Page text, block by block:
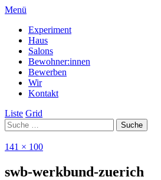
Menü
Experiment
Haus
Salons
Bewohner:innen
Bewerben
Wir
Kontakt
Liste Grid
141 × 100
swb-werkbund-zuerich